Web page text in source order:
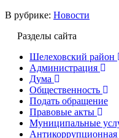
В рубрике: Новости
Разделы сайта
Шелеховский район
Администрация
Дума
Общественность
Подать обращение
Правовые акты
Муниципальные
Антикоррупционная